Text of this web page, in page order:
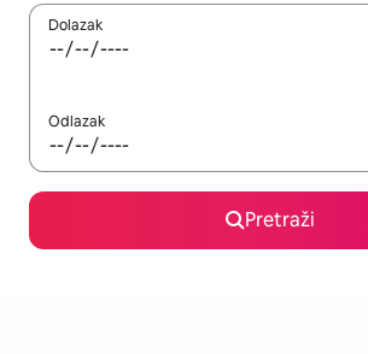
Dolazak
Odlazak
Pretraži